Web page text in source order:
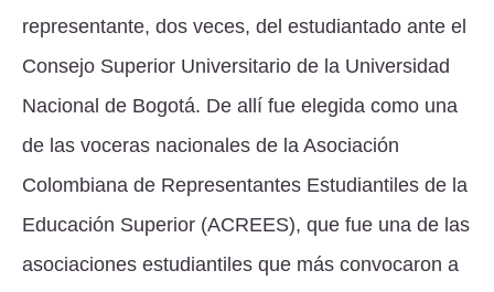
representante, dos veces, del estudiantado ante el
Consejo Superior Universitario de la Universidad
Nacional de Bogotá. De allí fue elegida como una
de las voceras nacionales de la Asociación
Colombiana de Representantes Estudiantiles de la
Educación Superior (ACREES), que fue una de las
asociaciones estudiantiles que más convocaron a